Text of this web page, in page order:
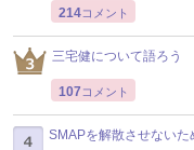
214コメント
三宅健について語ろう
107 コメント
SMAPを解散させないた